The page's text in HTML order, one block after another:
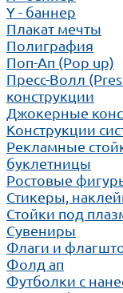
Y - баннер
Плакат мечты
Полиграфия
Поп-Ап (Pop up)
Пресс-Волл
конструкции
Джокерные
Конструкции
Рекламные
буклетницы
Ростовые
Стикеры,
Стойки под
Сувениры
Флаги и
Фолд ап
Футболки с